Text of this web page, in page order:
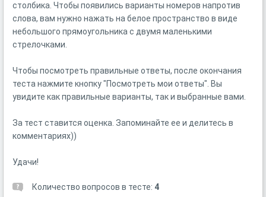
столбика. Чтобы появились варианты номеров напротив
слова, вам нужно нажать на белое пространство в виде
небольшого прямоугольника с двумя маленькими
стрелочками.
Чтобы посмотреть правильные ответы, после окончания
теста нажмите кнопку "Посмотреть мои ответы". Вы
увидите как правильные варианты, так и выбранные вами.
За тест ставится оценка. Запоминайте ее и делитесь в
комментариях))
Удачи!
Количество вопросов в тесте: 4